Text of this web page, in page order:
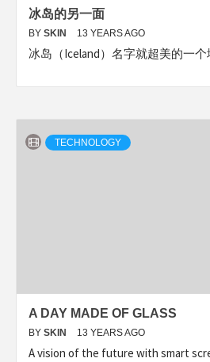
冰岛的另一面
BY SKIN 13 YEARS AGO
冰岛（Iceland）名字就超美的一个
TECHNOLOGY
A DAY MADE OF GLASS
BY SKIN 13 YEARS AGO
A vision of the future with smart